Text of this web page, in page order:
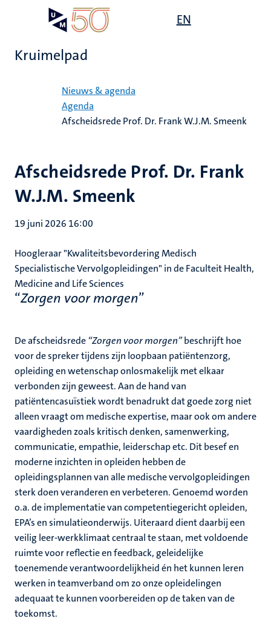
EN
Kruimelpad
Nieuws & agenda
Agenda
Afscheidsrede Prof. Dr. Frank W.J.M. Smeenk
Afscheidsrede Prof. Dr. Frank
W.J.M. Smeenk
19 juni 2026 16:00
Hoogleraar "Kwaliteitsbevordering Medisch
Specialistische Vervolgopleidingen" in de Faculteit Health,
Medicine and Life Sciences
“Zorgen voor morgen”
De afscheidsrede “Zorgen voor morgen”beschrijft hoe
voor de spreker tijdens zijn loopbaan patiëntenzorg,
opleiding en wetenschap onlosmakelijk met elkaar
verbonden zijn geweest. Aan de hand van
patiëntencasuïstiek wordt benadrukt dat goede zorg niet
alleen vraagt om medische expertise, maar ook om andere
vaardigheden zoals kritisch denken, samenwerking,
communicatie, empathie, leiderschap etc. Dit besef en
moderne inzichten in opleiden hebben de
opleidingsplannen van alle medische vervolgopleidingen
sterk doen veranderen en verbeteren. Genoemd worden
o.a. de implementatie van competentiegericht opleiden,
EPA’s en simulatieonderwijs. Uiteraard dient daarbij een
veilig leer-werkklimaat centraal te staan, met voldoende
ruimte voor reflectie en feedback, geleidelijke
toenemende verantwoordelijkheid én het kunnen leren
werken in teamverband om zo onze opleidelingen
adequaat te kunnen voorbereiden op de taken van de
toekomst.